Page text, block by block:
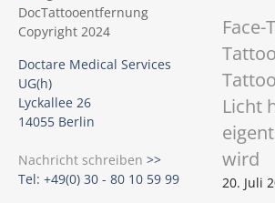
Doctare Medical Services
UG(h)
Lyckallee 26
14055 Berlin
Nachricht schreiben >>
Tel: +49(0) 30 - 80 10 59 99
Licht
wird
20. Juli